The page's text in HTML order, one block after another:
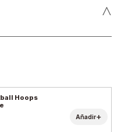
˄
Hoops
Añadir+